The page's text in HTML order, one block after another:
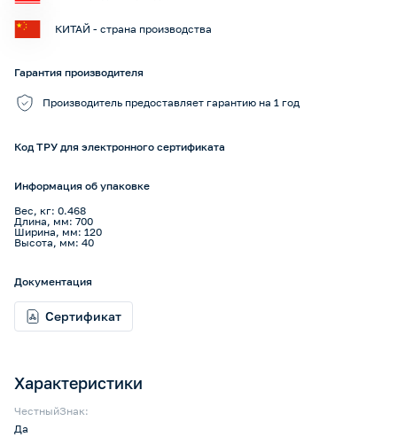
Характеристики
ЧестныйЗнак:
Да
КИТАЙ - страна производства
Гарантия производителя
Производитель предоставляет гарантию на 1 год
Код ТРУ для электронного сертификата
Информация об упаковке
Вес, кг: 0.468
Длина, мм: 700
Ширина, мм: 120
Высота, мм: 40
Документация
Сертификат